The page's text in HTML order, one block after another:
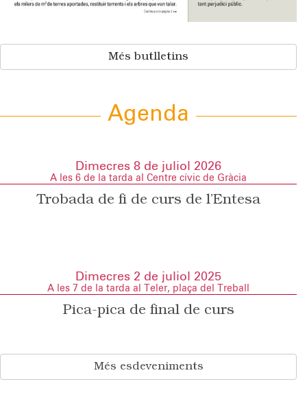
Més butlletins
Agenda
Dimecres 8 de juliol 2026
A les 6 de la tarda al Centre cívic de Gràcia
Trobada de fi de curs de l’Entesa
Dimecres 2 de juliol 2025
A les 7 de la tarda al Teler, plaça del Treball
Pica-pica de final de curs
Més esdeveniments